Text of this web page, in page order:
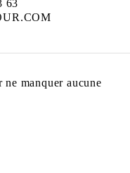
63
manquer aucune